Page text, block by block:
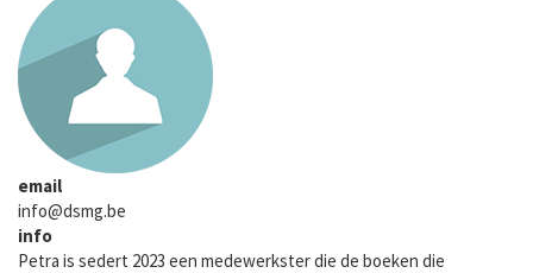
email
info@dsmg.be
info
Petra is sedert 2023 een medewerkster die de boeken die